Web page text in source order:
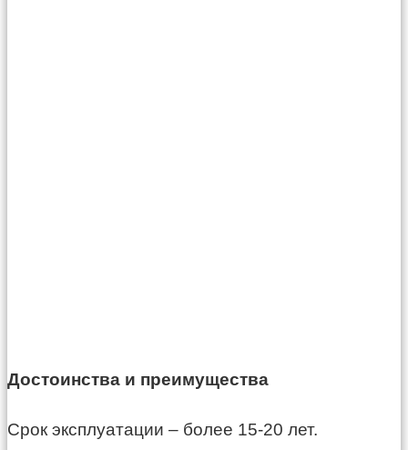
Достоинства и преимущества
Срок эксплуатации – более 15-20 лет.